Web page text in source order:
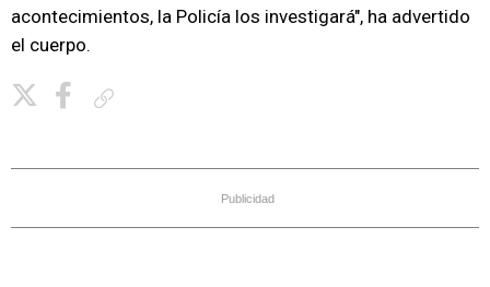
acontecimientos, la Policía los investigará", ha advertido
el cuerpo.
Publicidad